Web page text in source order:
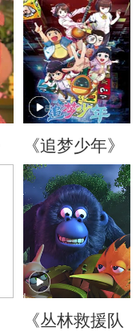
《追梦少年》
《丛林救援队